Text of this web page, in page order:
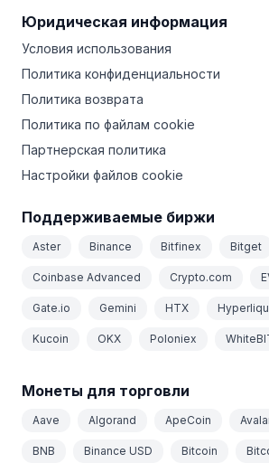
Юридическая информация
Условия использования
Политика конфиденциальности
Политика возврата
Политика по файлам cookie
Партнерская политика
Настройки файлов cookie
Поддерживаемые биржи
Aster Binance Bitfinex Bitget
Coinbase Advanced Crypto.com
Gate.io Gemini HTX
Kucoin OKX Poloniex
Монеты для торговли
Aave Algorand ApeCoin
BNB Binance USD Bitcoin